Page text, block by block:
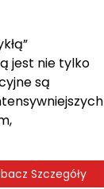
jest nie tylko
są
Szczegóły